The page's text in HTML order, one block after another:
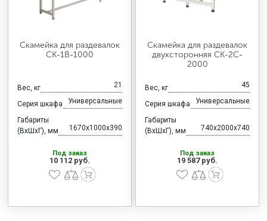
Скамейка для раздевалок
CК-1В-1000
Вес, кг 21
Серия шкафа Универсальные
Габариты
(ВхШхГ), мм
1670x1000x390
Под заказ
10 112 руб.
Скамейка для раздевалок
двухсторонняя CК-2C-
2000
Вес, кг 45
Серия шкафа Универсальные
Габариты
(ВхШхГ), мм
740x2000x740
Под заказ
19 587 руб.